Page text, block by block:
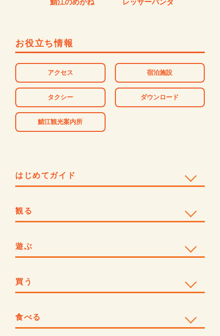
鯖江のめがね レッサーパンダ
お役立ち情報
アクセス 宿泊施設
タクシー ダウンロード
鯖江観光案内所
はじめてガイド
観る
遊ぶ
買う
食べる